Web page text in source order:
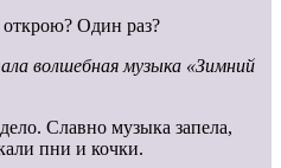
Один раз?
волшебная музыка «Зимний
Славно музыка запела,
пни и кочки.